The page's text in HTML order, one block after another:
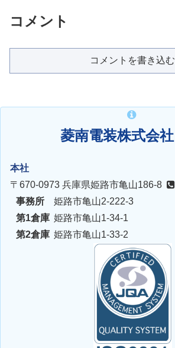
コメント
コメントを書き込む
菱南電装株式会社
本社
〒670-0973 兵庫県姫路市亀山186-8
事務所
姫路市亀山2-222-3
第1倉庫 姫路市亀山1-34-1
第2倉庫 姫路市亀山1-33-2